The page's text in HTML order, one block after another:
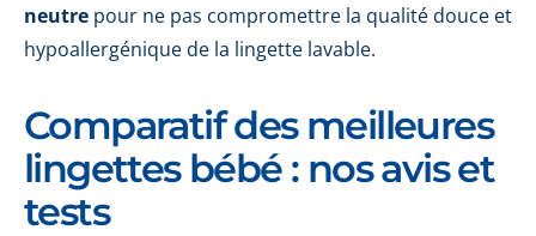
neutre pour ne pas compromettre la qualité douce et
hypoallergénique de la lingette lavable.
Comparatif des meilleures
lingettes bébé : nos avis et
tests